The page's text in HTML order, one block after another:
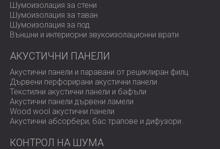
Шумоизолация за стени
Шумоизолация за таван
Шумоизолация за под
Външни и интериорни звукоизолационни врати
АКУСТИЧНИ ПАНЕЛИ
Акустични панели и паравани от рециклиран филц
Дървени перфорирани акустични панели
Текстилни акустични панели и бафъли
Акустични панели дървени ламели
Wood wool акустични панели
Акустични абсорбери, бас трапове и дифузoри.
КОНТРОЛ НА ШУМА